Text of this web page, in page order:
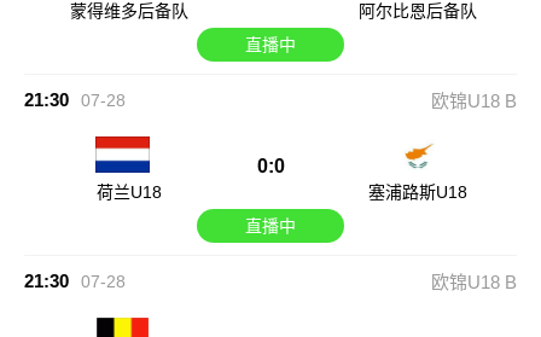
蒙得维多后备队
阿尔比恩后备队
直播中
21:30 07-28 欧锦U18 B
荷兰U18
0:0
塞浦路斯U18
直播中
21:30 07-28 欧锦U18 B